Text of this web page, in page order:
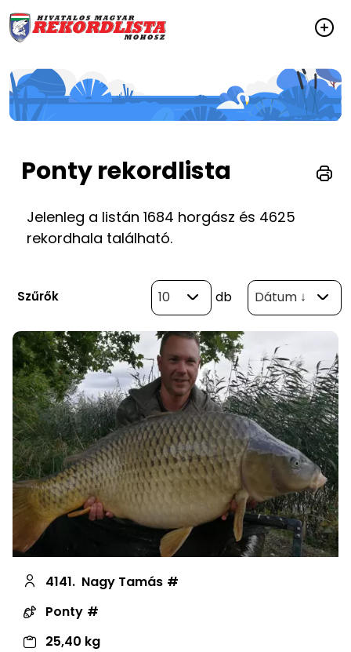
Ponty rekordlista
Jelenleg a listán 1684 horgász és 4625
rekordhala található.
Szűrők 10 db Dátum ↓
4141. Nagy Tamás
Ponty
25,40 kg